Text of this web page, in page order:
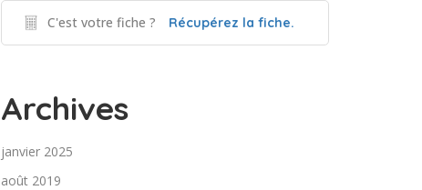
C'est votre fiche ? Récupérez la fiche.
Archives
janvier 2025
août 2019